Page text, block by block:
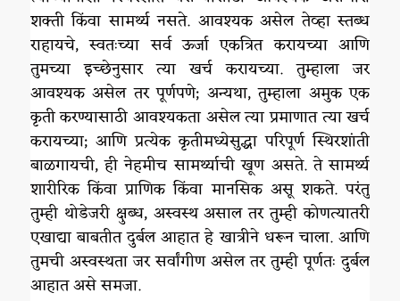
शक्ती किंवा सामर्थ्य नसते. आवश्यक असेल तेव्हा स्तब्ध
राहायचे, स्वतःच्या सर्व ऊर्जा एकत्रित करायच्या आणि
तुमच्या इच्छेनुसार त्या खर्च करायच्या. तुम्हाला जर
आवश्यक असेल तर पूर्णपणे; अन्यथा, तुम्हाला अमुक एक
कृती करण्यासाठी आवश्यकता असेल त्या प्रमाणात त्या खर्च
करायच्या; आणि प्रत्येक कृतीमध्येसुद्धा परिपूर्ण स्थिरशांती
बाळगायची, ही नेहमीच सामर्थ्याची खूण असते. ते सामर्थ्य
शारीरिक किंवा प्राणिक किंवा मानसिक असू शकते. परंतु
तुम्ही थोडेजरी क्षुब्ध, अस्वस्थ असाल तर तुम्ही कोणत्यातरी
एखाद्या बाबतीत दुर्बल आहात हे खात्रीने धरून चाला. आणि
तुमची अस्वस्थता जर सर्वांगीण असेल तर तुम्ही पूर्णतः दुर्बल
आहात असे समजा.